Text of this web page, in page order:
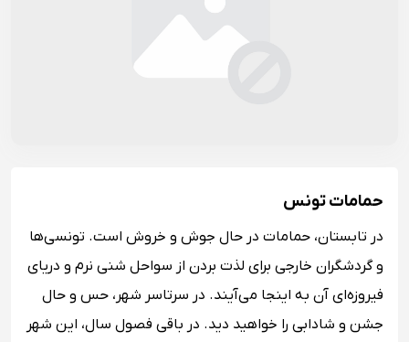
حمامات تونس
در تابستان، حمامات در حال جوش و خروش است. تونسی‌ها
و گردشگران خارجی برای لذت بردن از سواحل شنی نرم و دریای
فیروزه‌ای آن به اینجا می‌آیند. در سرتاسر شهر، حس و حال
جشن و شادابی را خواهید دید. در باقی فصول سال، این شهر